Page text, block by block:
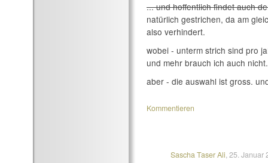
... und hoffentlich findet auch
natürlich gestrichen, da am
also verhindert.
wobei - unterm strich sind pro
und mehr brauch ich auch
aber - die auswahl ist gross.
Kommentieren
Sascha Taser Ali, 25. Januar